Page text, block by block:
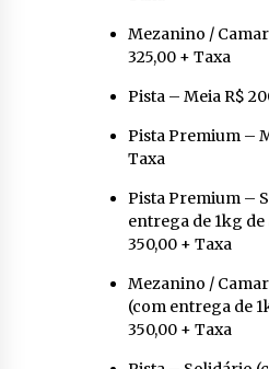
Mezanino /
325,00 + Taxa
Pista – Meia R$
Pista Premium –
Taxa
Pista Premium –
entrega de 1kg
350,00 + Taxa
Mezanino /
(com entrega de
350,00 + Taxa